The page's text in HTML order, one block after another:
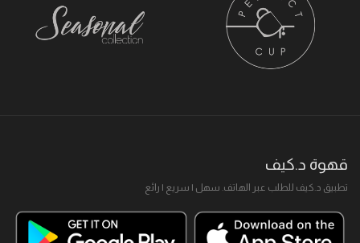
قهوة د.كيف
تطبيق د.كيف للطلب عبر الهاتف. سهل I سريع I رائع